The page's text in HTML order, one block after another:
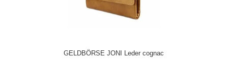
GELDBÖRSE JONI Leder cognac